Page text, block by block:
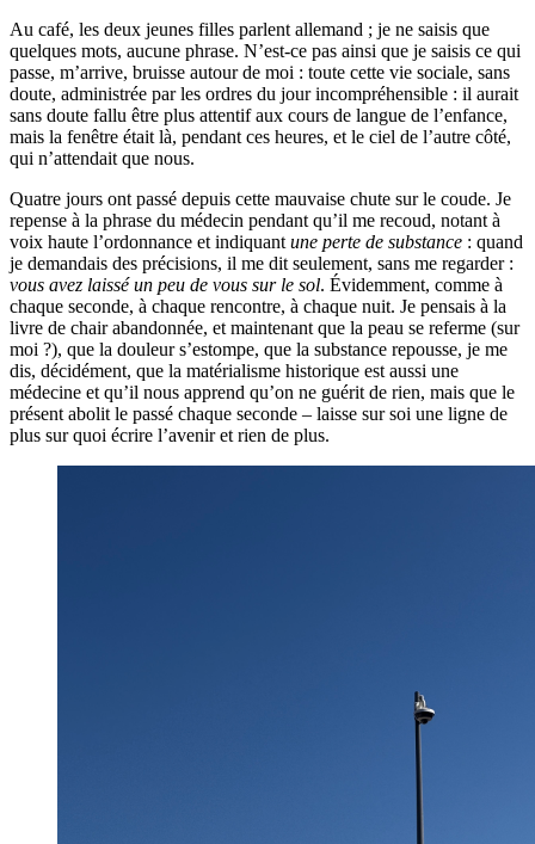
Au café, les deux jeunes filles parlent allemand ; je ne saisis que
quelques mots, aucune phrase. N’est-ce pas ainsi que je saisis ce qui
passe, m’arrive, bruisse autour de moi : toute cette vie sociale, sans
doute, administrée par les ordres du jour incompréhensible : il aurait
sans doute fallu être plus attentif aux cours de langue de l’enfance,
mais la fenêtre était là, pendant ces heures, et le ciel de l’autre côté,
qui n’attendait que nous.
Quatre jours ont passé depuis cette mauvaise chute sur le coude. Je
repense à la phrase du médecin pendant qu’il me recoud, notant à
voix haute l’ordonnance et indiquant une perte de substance : quand
je demandais des précisions, il me dit seulement, sans me regarder :
vous avez laissé un peu de vous sur le sol. Évidemment, comme à
chaque seconde, à chaque rencontre, à chaque nuit. Je pensais à la
livre de chair abandonnée, et maintenant que la peau se referme (sur
moi ?), que la douleur s’estompe, que la substance repousse, je me
dis, décidément, que la matérialisme historique est aussi une
médecine et qu’il nous apprend qu’on ne guérit de rien, mais que le
présent abolit le passé chaque seconde – laisse sur soi une ligne de
plus sur quoi écrire l’avenir et rien de plus.